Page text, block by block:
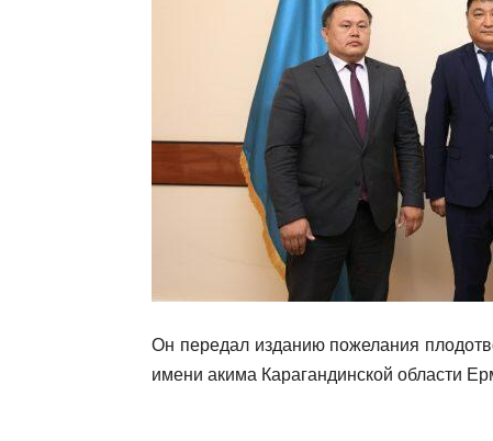
Он передал изданию пожелания
имени акима Карагандинской области